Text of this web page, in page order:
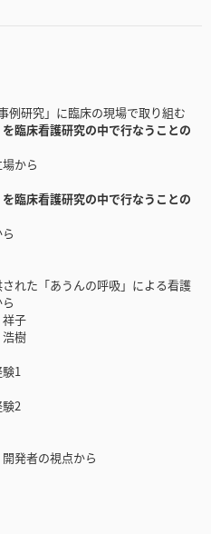
研究」に臨床の現場で取り組む
臨床看護研究の中で行なうことの
から
臨床看護研究の中で行なうことの
れた「あうんの呼吸」による看護
子
樹
1
2
発者の視点から